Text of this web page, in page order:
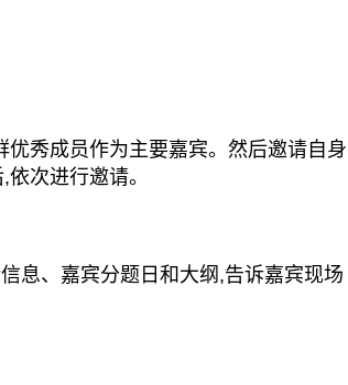
秀成员作为主要嘉宾。然后邀请自身
次进行邀请。
、嘉宾分题日和大纲,告诉嘉宾现场